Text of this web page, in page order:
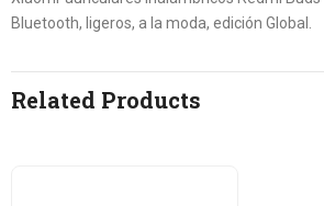
Bluetooth, ligeros, a la moda, edición Global.
Related Products